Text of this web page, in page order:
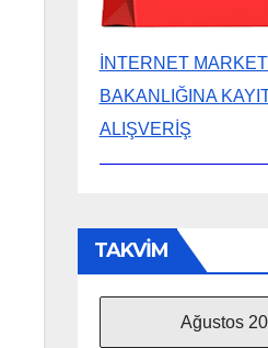
İNTERNET
BAKANLIĞINA
ALIŞVERİŞ
TAKVİM
Ağustos